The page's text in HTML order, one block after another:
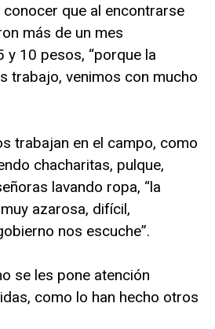
que al encontrarse
más de un mes
y 10 pesos, “porque la
trabajo, venimos con mucho
trabajan en el campo, como
chacharitas, pulque,
lavando ropa, “la
azarosa, difícil,
nos escuche”.
se les pone atención
como lo han hecho otros